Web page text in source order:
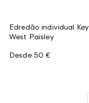
Edredão individual Key
West Paisley
Desde 50 €